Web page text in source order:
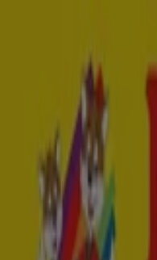
Sie sind hier:
Berlin - 10178
Schnäppchen
und Accessoires
Parfümerie
Baumärkte
GartencenterBiomärkte
und Baby Auto, Motorrad